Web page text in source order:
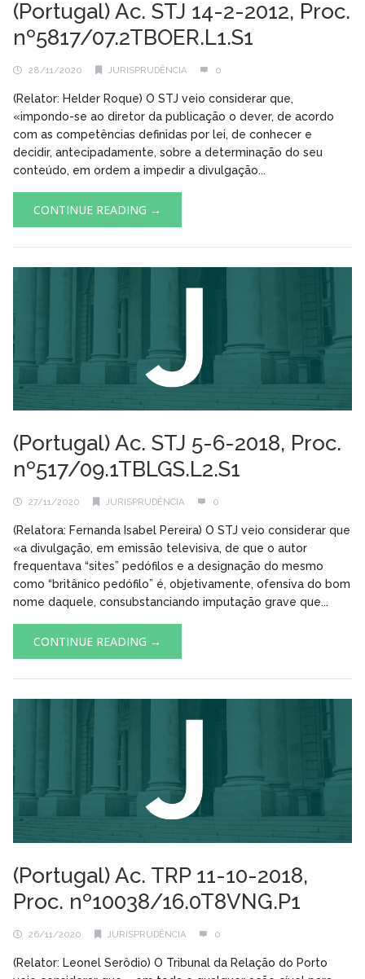
(Portugal) Ac. STJ 14-2-2012, Proc.
nº5817/07.2TBOER.L1.S1
28/11/2020 JURISPRUDÊNCIA 0
(Relator: Helder Roque) O STJ veio considerar que,
«impondo-se ao diretor da publicação o dever, de acordo
com as competências definidas por lei, de conhecer e
decidir, antecipadamente, sobre a determinação do seu
conteúdo, em ordem a impedir a divulgação...
CONTINUE READING →
(Portugal) Ac. STJ 5-6-2018, Proc.
nº517/09.1TBLGS.L2.S1
27/11/2020 JURISPRUDÊNCIA 0
(Relatora: Fernanda Isabel Pereira) O STJ veio considerar que
«a divulgação, em emissão televisiva, de que o autor
frequentava “sites” pedófilos e a designação do mesmo
como “britânico pedófilo” é, objetivamente, ofensiva do bom
nome daquele, consubstanciando imputação grave que...
CONTINUE READING →
(Portugal) Ac. TRP 11-10-2018,
Proc. nº10038/16.0T8VNG.P1
26/11/2020 JURISPRUDÊNCIA 0
(Relator: Leonel Serôdio) O Tribunal da Relação do Porto